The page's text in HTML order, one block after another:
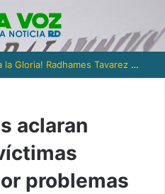
Los iraníes ajustan cada gasto para sobrevivir tras cinco meses de guerra
aclaran
problemas